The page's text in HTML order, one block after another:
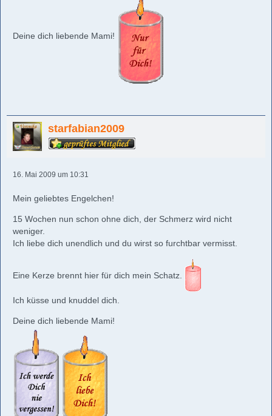
Deine dich liebende Mami!
starfabian2009
16. Mai 2009 um 10:31
Mein geliebtes Engelchen!
15 Wochen nun schon ohne dich, der Schmerz wird nicht
weniger.
Ich liebe dich unendlich und du wirst so furchtbar vermisst.
Eine Kerze brennt hier für dich mein Schatz.
Ich küsse und knuddel dich.
Deine dich liebende Mami!